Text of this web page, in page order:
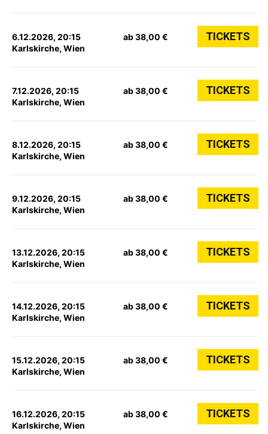
6.12.2026, 20:15
Karlskirche, Wien
ab 38,00 € TICKETS
7.12.2026, 20:15
Karlskirche, Wien
ab 38,00 € TICKETS
8.12.2026, 20:15
Karlskirche, Wien
ab 38,00 € TICKETS
9.12.2026, 20:15
Karlskirche, Wien
ab 38,00 € TICKETS
13.12.2026, 20:15
Karlskirche, Wien
ab 38,00 € TICKETS
14.12.2026, 20:15
Karlskirche, Wien
ab 38,00 € TICKETS
15.12.2026, 20:15
Karlskirche, Wien
ab 38,00 € TICKETS
16.12.2026, 20:15
Karlskirche, Wien
ab 38,00 € TICKETS